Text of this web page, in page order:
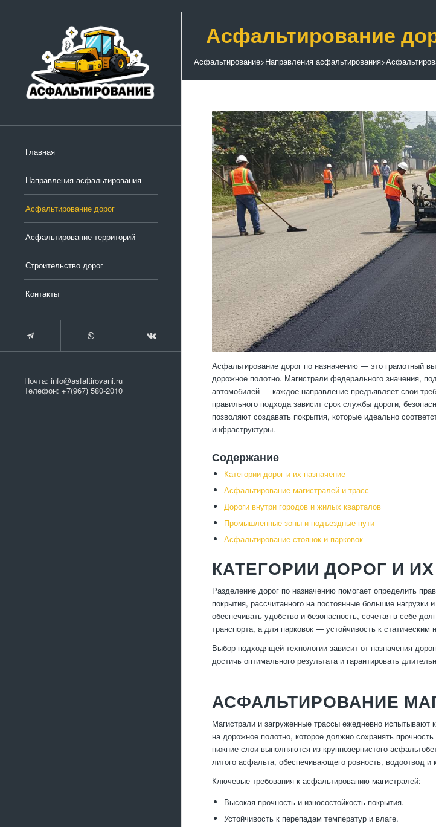
Главная
Направления асфальтирования
Асфальтирование дорог
Асфальтирование территорий
Строительство дорог
Контакты
Почта: info@asfaltirovani.ru
Телефон: +7(967) 580-2010
Асфальтирование
Асфальтирование>Направления асфальтирования>
Асфальтирование дорог по назначению — это грамотный
дорожное полотно. Магистрали федерального значения,
автомобилей — каждое направление предъявляет свои
правильного подхода зависит срок службы дороги,
позволяют создавать покрытия, которые идеально
инфраструктуры.
Содержание
Категории дорог и их назначение
Асфальтирование магистралей и трасс
Дороги внутри городов и жилых кварталов
Промышленные зоны и подъездные пути
Асфальтирование стоянок и парковок
КАТЕГОРИИ ДОРОГ И
Разделение дорог по назначению помогает определить
покрытия, рассчитанного на постоянные большие
обеспечивать удобство и безопасность, сочетая в себе
транспорта, а для парковок — устойчивость к
Выбор подходящей технологии зависит от назначения
достичь оптимального результата и гарантировать
АСФАЛЬТИРОВАНИЕ
Магистрали и загруженные трассы ежедневно
на дорожное полотно, которое должно сохранять
нижние слои выполняются из крупнозернистого
литого асфальта, обеспечивающего ровность, водоотвод
Ключевые требования к асфальтированию магистралей:
Высокая прочность и износостойкость покрытия.
Устойчивость к перепадам температур и влаге.